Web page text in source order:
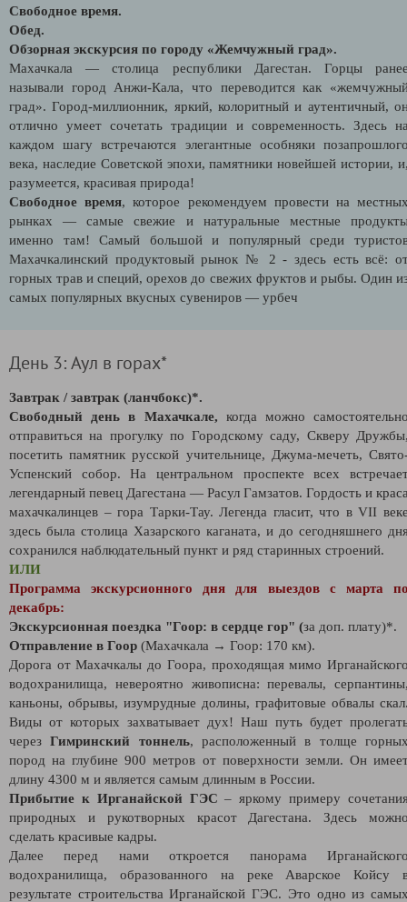
Свободное время.
Обед.
Обзорная экскурсия по городу «Жемчужный град».
Махачкала — столица республики Дагестан. Горцы
называли город Анжи-Кала, что переводится как
град». Город-миллионник, яркий, колоритный и аутентичный,
отлично умеет сочетать традиции и современность. Здесь
каждом шагу встречаются элегантные особняки
века, наследие Советской эпохи, памятники новейшей истории,
разумеется, красивая природа!
Свободное время, которое рекомендуем провести на
рынках — самые свежие и натуральные местные
именно там! Самый большой и популярный среди
Махачкалинский продуктовый рынок № 2 - здесь есть всё:
горных трав и специй, орехов до свежих фруктов и рыбы. Один
самых популярных вкусных сувениров — урбеч
День 3: Аул в горах*
Завтрак / завтрак (ланчбокс)*.
Свободный день в Махачкале, когда можно
отправиться на прогулку по Городскому саду, Скверу
посетить памятник русской учительнице, Джума-мечеть,
Успенский собор. На центральном проспекте всех
легендарный певец Дагестана — Расул Гамзатов. Гордость и
махачкалинцев – гора Тарки-Тау. Легенда гласит, что в VII
здесь была столица Хазарского каганата, и до сегодняшнего
сохранился наблюдательный пункт и ряд старинных строений.
ИЛИ
Программа экскурсионного дня для выездов с марта
декабрь:
Экскурсионная поездка "Гоор: в сердце гор" (за доп. плату)*.
Отправление в Гоор (Махачкала → Гоор: 170 км).
Дорога от Махачкалы до Гоора, проходящая мимо
водохранилища, невероятно живописна: перевалы,
каньоны, обрывы, изумрудные долины, графитовые обвалы
Виды от которых захватывает дух! Наш путь будет
черезГимринский тоннель, расположенный в толще
пород на глубине 900 метров от поверхности земли. Он
длину 4300 м и является самым длинным в России.
Прибытие к Ирганайской ГЭС – яркому примеру
природных и рукотворных красот Дагестана. Здесь
сделать красивые кадры.
Далее перед нами откроется панорама
водохранилища, образованного на реке Аварское Койсу
результате строительства Ирганайской ГЭС. Это одно из